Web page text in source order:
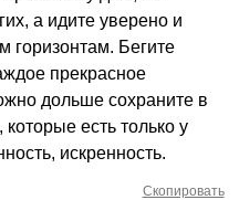
а идите уверено и
горизонтам. Бегите
прекрасное
дольше сохраните в
есть только у
искренность.
Скопировать